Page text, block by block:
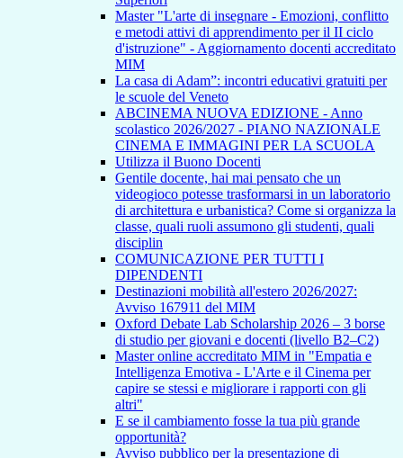
Master "L'arte di insegnare - Emozioni, conflitto
e metodi attivi di apprendimento per il II ciclo
d'istruzione" - Aggiornamento docenti accreditato
MIM
La casa di Adam”: incontri educativi gratuiti per
le scuole del Veneto
ABCINEMA NUOVA EDIZIONE - Anno
scolastico 2026/2027 - PIANO NAZIONALE
CINEMA E IMMAGINI PER LA SCUOLA
Utilizza il Buono Docenti
Gentile docente, hai mai pensato che un
videogioco potesse trasformarsi in un laboratorio
di architettura e urbanistica? Come si organizza la
classe, quali ruoli assumono gli studenti, quali
disciplin
COMUNICAZIONE PER TUTTI I
DIPENDENTI
Destinazioni mobilità all'estero 2026/2027:
Avviso 167911 del MIM
Oxford Debate Lab Scholarship 2026 – 3 borse
di studio per giovani e docenti (livello B2–C2)
Master online accreditato MIM in "Empatia e
Intelligenza Emotiva - L'Arte e il Cinema per
capire se stessi e migliorare i rapporti con gli
altri"
E se il cambiamento fosse la tua più grande
opportunità?
Avviso pubblico per la presentazione di